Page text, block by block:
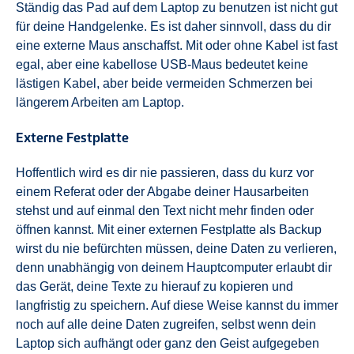
Ständig das Pad auf dem Laptop zu benutzen ist nicht gut
für deine Handgelenke. Es ist daher sinnvoll, dass du dir
eine externe Maus anschaffst. Mit oder ohne Kabel ist fast
egal, aber eine kabellose USB-Maus bedeutet keine
lästigen Kabel, aber beide vermeiden Schmerzen bei
längerem Arbeiten am Laptop.
Externe Festplatte
Hoffentlich wird es dir nie passieren, dass du kurz vor
einem Referat oder der Abgabe deiner Hausarbeiten
stehst und auf einmal den Text nicht mehr finden oder
öffnen kannst. Mit einer externen Festplatte als Backup
wirst du nie befürchten müssen, deine Daten zu verlieren,
denn unabhängig von deinem Hauptcomputer erlaubt dir
das Gerät, deine Texte zu hierauf zu kopieren und
langfristig zu speichern. Auf diese Weise kannst du immer
noch auf alle deine Daten zugreifen, selbst wenn dein
Laptop sich aufhängt oder ganz den Geist aufgegeben